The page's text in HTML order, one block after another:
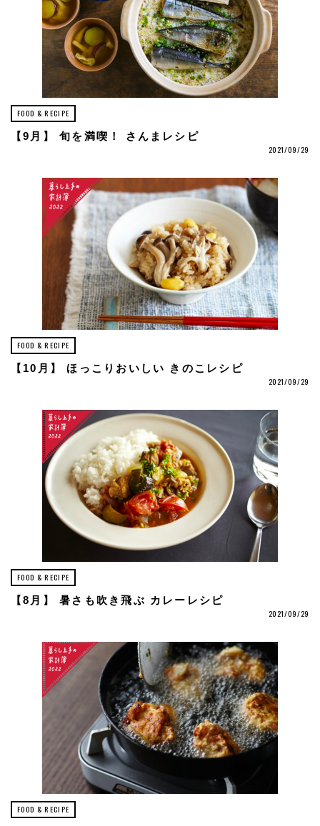
FOOD & RECIPE
【9月】 旬を満喫！ さんまレシピ
2021/09/29
FOOD & RECIPE
【10月】 ほっこりおいしい きのこレシピ
2021/09/29
FOOD & RECIPE
【8月】 暑さも吹き飛ぶ カレーレシピ
2021/09/29
FOOD & RECIPE